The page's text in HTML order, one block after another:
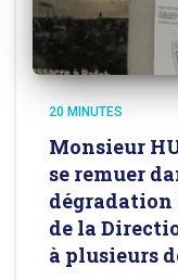
20 MINUTES
Monsieur
se remuer
dégradation
de la
à plusieurs